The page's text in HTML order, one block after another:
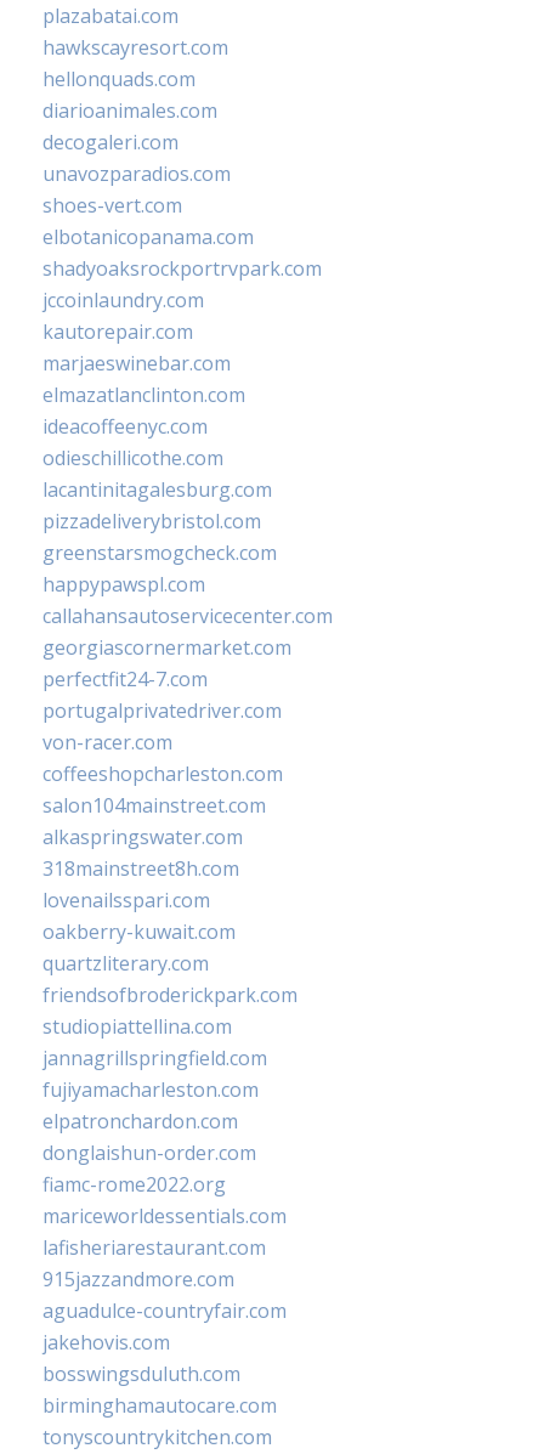
plazabatai.com
hawkscayresort.com
hellonquads.com
diarioanimales.com
decogaleri.com
unavozparadios.com
shoes-vert.com
elbotanicopanama.com
shadyoaksrockportrvpark.com
jccoinlaundry.com
kautorepair.com
marjaeswinebar.com
elmazatlanclinton.com
ideacoffeenyc.com
odieschillicothe.com
lacantinitagalesburg.com
pizzadeliverybristol.com
greenstarsmogcheck.com
happypawspl.com
callahansautoservicecenter.com
georgiascornermarket.com
perfectfit24-7.com
portugalprivatedriver.com
von-racer.com
coffeeshopcharleston.com
salon104mainstreet.com
alkaspringswater.com
318mainstreet8h.com
lovenailsspari.com
oakberry-kuwait.com
quartzliterary.com
friendsofbroderickpark.com
studiopiattellina.com
jannagrillspringfield.com
fujiyamacharleston.com
elpatronchardon.com
donglaishun-order.com
fiamc-rome2022.org
mariceworldessentials.com
lafisheriarestaurant.com
915jazzandmore.com
aguadulce-countryfair.com
jakehovis.com
bosswingsduluth.com
birminghamautocare.com
tonyscountrykitchen.com